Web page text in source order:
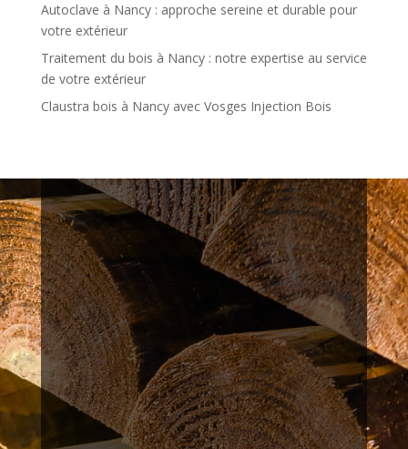
Autoclave à Nancy : approche sereine et durable pour
votre extérieur
Traitement du bois à Nancy : notre expertise au service
de votre extérieur
Claustra bois à Nancy avec Vosges Injection Bois